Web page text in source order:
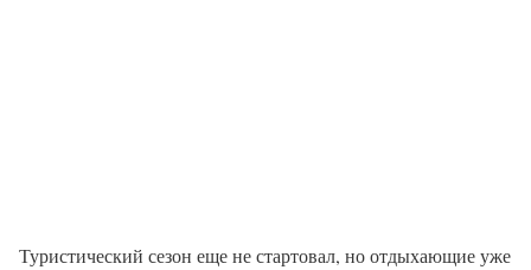
Туристический сезон еще не стартовал, но отдыхающие уже